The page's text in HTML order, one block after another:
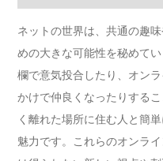
ネットの世界は、共通の趣
めの大きな可能性を秘めて
欄で意気投合したり、オン
かけで仲良くなったりする
く離れた場所に住む人と簡
魅力です。これらのオンラ